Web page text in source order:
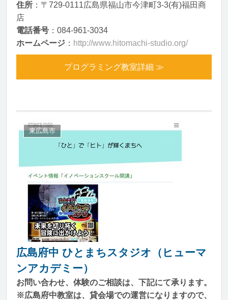
住所 ：〒729-0111広島県福山市今津町3-3(有)福田商
店
電話番号 ：084-961-3034
ホームページ ： http://www.hitomachi-studio.org/
プログラミング教室詳細 ≫
東広島市
広島府中 ひとまちスタジオ（ヒューマ
ンアカデミー）
お問い合わせ、体験のご相談は、下記にて承ります。
※広島府中教室は、貸会場での運営になりますので、